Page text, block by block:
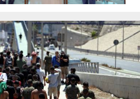
التزامات الناتو